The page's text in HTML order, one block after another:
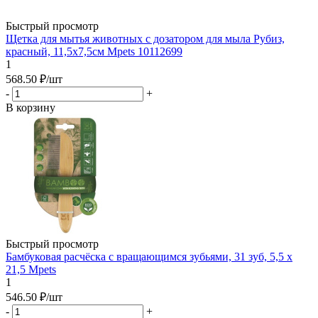
Быстрый просмотр
Щетка для мытья животных с дозатором для мыла Рубиз,
красный, 11,5х7,5см Mpets 10112699
1
568.50 ₽/шт
-
+
В корзину
Быстрый просмотр
Бамбуковая расчёска с вращающимся зубьями, 31 зуб, 5,5 x
21,5 Mpets
1
546.50 ₽/шт
-
+